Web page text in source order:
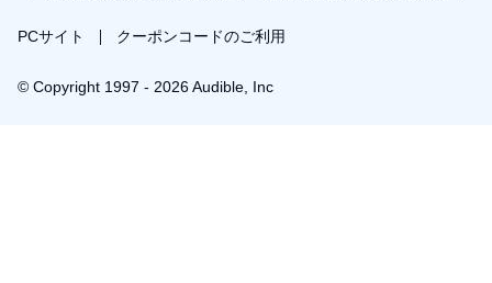
PCサイト クーポンコードのご利用
© Copyright 1997 - 2026 Audible, Inc